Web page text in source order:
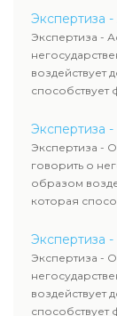
наряду с
компании-
узнать
ценных бумаг.
Экспертиза -
Экспертиза -
воздействует
Экспертиза
Экспертиза -
говорить о
образом
которая
Экспертиза
Экспертиза -
воздействует